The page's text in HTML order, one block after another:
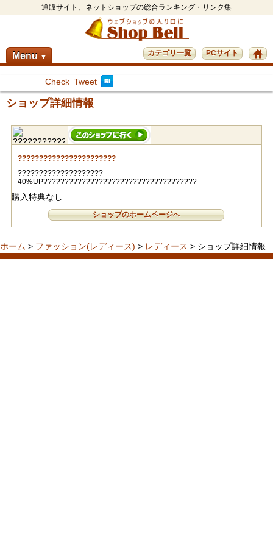
通販サイト、ネットショップの総合ランキング・リンク集
Menu ▼ PCサイト
カテゴリ一覧
Check Tweet
ショップ詳細情報
???????????????????????
????????????????????
40%UP????????????????????????????????????
購入特典なし
ショップのホームページへ
ホーム > ファッション(レディース) > レディース > ショップ詳細情報